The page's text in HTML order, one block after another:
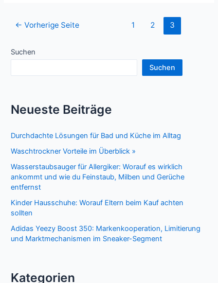
zu
Seitennummerierung
← Vorherige Seite 1 2 3
Suchen
Suchen
Neueste Beiträge
Durchdachte Lösungen für Bad und Küche im Alltag
Waschtrockner Vorteile im Überblick »
Wasserstaubsauger für Allergiker: Worauf es wirklich
ankommt und wie du Feinstaub, Milben und Gerüche
entfernst
Kinder Hausschuhe: Worauf Eltern beim Kauf achten
sollten
Adidas Yeezy Boost 350: Markenkooperation, Limitierung
und Marktmechanismen im Sneaker-Segment
Kategorien